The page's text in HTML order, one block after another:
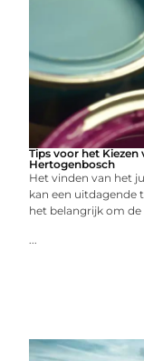
Tips voor het Kiezen
Hertogenbosch
Het vinden van het
kan een uitdagende
het belangrijk om
...